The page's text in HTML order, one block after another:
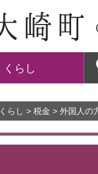
くらし
くらし > 税金 > 外国人の